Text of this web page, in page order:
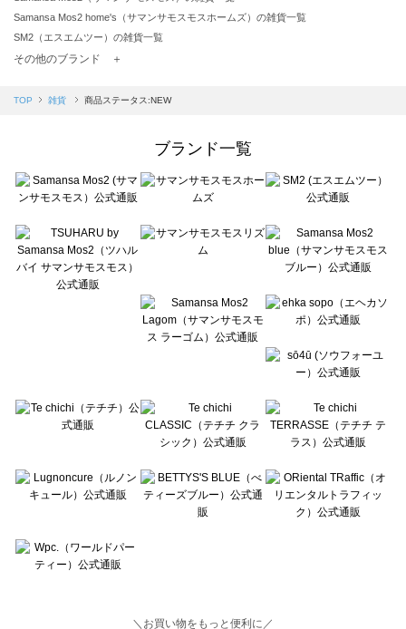
Samansa Mos2 home's（サマンサモスモスホームズ）の雑貨一覧
SM2（エスエムツー）の雑貨一覧
TSUHARU by Samansa Mos2（ツハルバイサマンサモスモス）の雑貨一覧
Samansa Mos2 blue（サマンサモスモス ブルー）の雑貨一覧
sō4ū（ソウフォーユー）の雑貨一覧
Te chichi（テチチ）の雑貨一覧
Te chichi CLASSIC（テチチ クラシック）の雑貨一覧
Lugnoncure（ルノンキュール）の雑貨一覧
BETTY'S BLUE（べティーズブルー）の雑貨一覧
Wpc.（ワールドパーティー）の雑貨一覧
その他のブランド ＋
TOP 雑貨 商品ステータス:NEW
ブランド一覧
＼お買い物をもっと便利に／